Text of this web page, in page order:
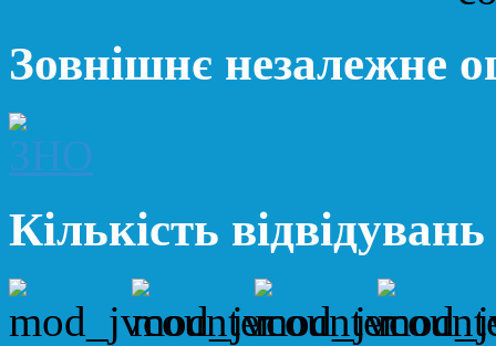
Зовнішнє незалежне
Кількість відвідувань